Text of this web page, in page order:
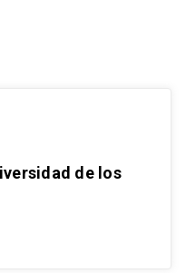
de los